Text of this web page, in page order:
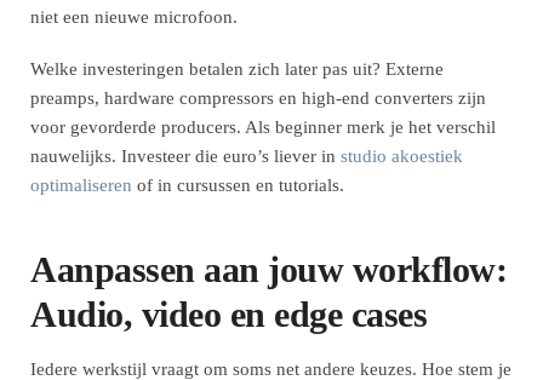
niet een nieuwe microfoon.
Welke investeringen betalen zich later pas uit? Externe
preamps, hardware compressors en high-end converters zijn
voor gevorderde producers. Als beginner merk je het verschil
nauwelijks. Investeer die euro’s liever in studio akoestiek
optimaliseren of in cursussen en tutorials.
Aanpassen aan jouw workflow:
Audio, video en edge cases
Iedere werkstijl vraagt om soms net andere keuzes. Hoe stem je